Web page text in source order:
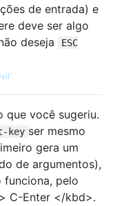
de entrada) e
deve ser algo
deseja
ESC
que você sugeriu.
key ser mesmo
gera um
de argumentos),
funciona, pelo
C-Enter </kbd>.